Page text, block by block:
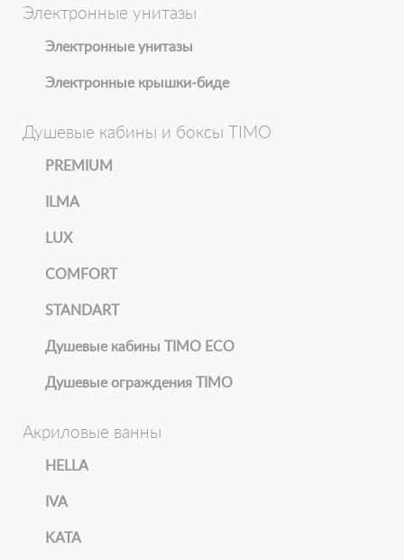
Электронные унитазы
Электронные унитазы
Электронные крышки-биде
Душевые кабины и боксы TIMO
PREMIUM
ILMA
LUX
COMFORT
STANDART
Душевые кабины TIMO ECO
Душевые ограждения TIMO
Акриловые ванны
HELLA
IVA
KATA